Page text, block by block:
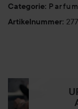
brandgevaar.
90 ml
Categorie: Parfum
Artikelnummer: